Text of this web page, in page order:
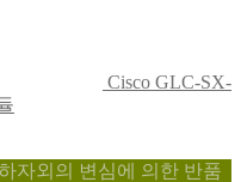
Cisco GLC-SX-
자외의 변심에 의한 반품